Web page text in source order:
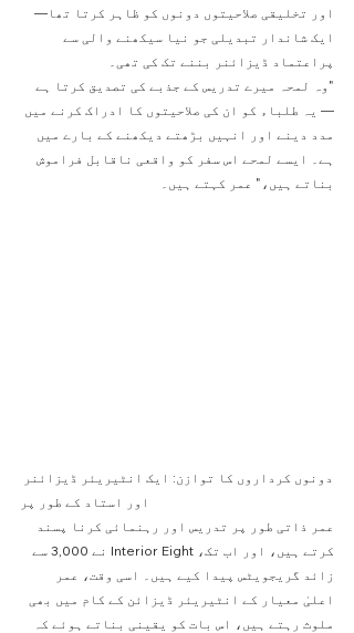
اور تخلیقی صلاحیتوں دونوں کو ظاہر کرتا تھا—
ایک شاندار تبدیلی جو نیا سیکھنے والی سے
پراعتماد ڈیزائنر بننے تک کی تھی۔
"وہ لمحہ میرے تدریس کے جذبے کی تصدیق کرتا ہے
— یہ طلباء کو ان کی صلاحیتوں کا ادراک کرنے میں
مدد دینے اور انہیں بڑھتے دیکھنے کے بارے میں
ہے۔ ایسے لمحے اس سفر کو واقعی ناقابل فراموش
بناتے ہیں،" عمر کہتے ہیں۔
دونوں کرداروں کا توازن: ایک انٹیریئر ڈیزائنر
اور استاد کے طور پر
عمر ذاتی طور پر تدریس اور رہنمائی کرنا پسند
کرتے ہیں، اور اب تک، Interior Eight نے 3,000 سے
زائد گریجویٹس پیدا کیے ہیں۔ اسی وقت، عمر
اعلیٰ معیار کے انٹیریئر ڈیزائن کے کام میں بھی
ملوث رہتے ہیں، اس بات کو یقینی بناتے ہوئے کہ